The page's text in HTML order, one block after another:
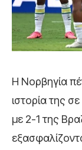
Η Νορβηγία
ιστορία της
με 2-1 της